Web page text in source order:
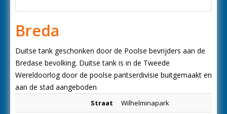
Breda
Duitse tank geschonken door de Poolse bevrijders aan de
Bredase bevolking. Duitse tank is in de Tweede
Wereldoorlog door de poolse pantserdivisie buitgemaakt en
aan de stad aangeboden
Straat Wilhelminapark